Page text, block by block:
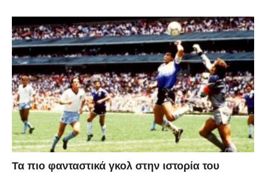
Τα πιο φανταστικά γκολ στην ιστορία του